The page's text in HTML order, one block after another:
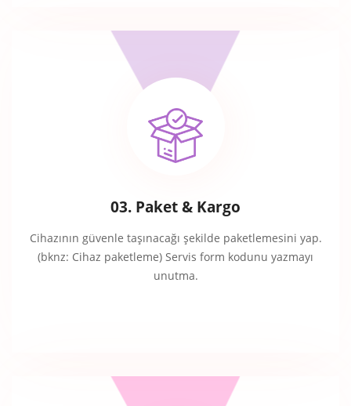
03. Paket & Kargo
Cihazının güvenle taşınacağı şekilde paketlemesini yap.
(bknz: Cihaz paketleme) Servis form kodunu yazmayı
unutma.